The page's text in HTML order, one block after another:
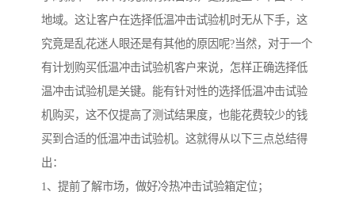
地域。这让客户在选择低温冲击试验机时无从下手，这
究竟是乱花迷人眼还是有其他的原因呢?当然，对于一个
有计划购买低温冲击试验机客户来说，怎样正确选择低
温冲击试验机是关键。能有针对性的选择低温冲击试验
机购买，这不仅提高了测试结果度，也能花费较少的钱
买到合适的低温冲击试验机。这就得从以下三点总结得
出：
1、提前了解市场，做好冷热冲击试验箱定位；